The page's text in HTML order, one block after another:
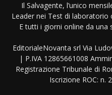
Il Salvagente, l’unico
Leader nei Test di
E tutti i giorni online da una
EditorialeNovanta srl Via
| P.IVA 12865661008
Registrazione Tribunale di
Iscrizione ROC: n.